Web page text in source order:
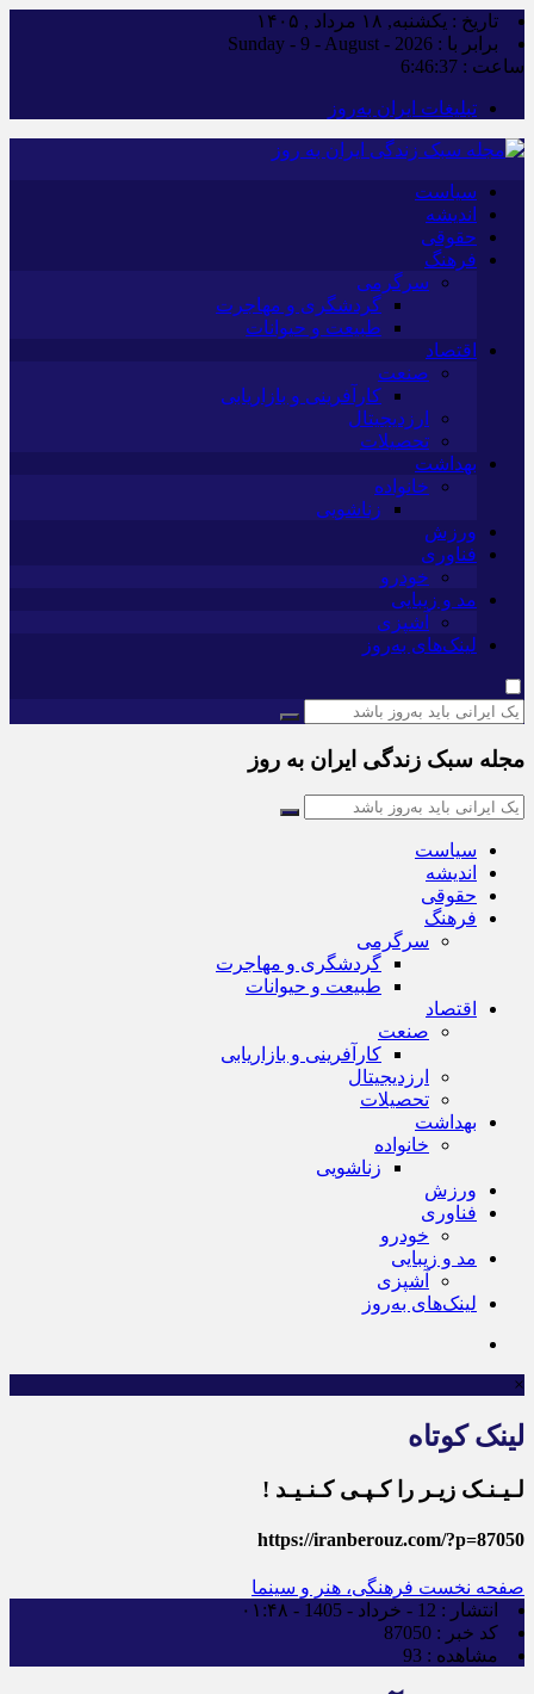
تاریخ : یکشنبه, ۱۸ مرداد , ۱۴۰۵
برابر با : Sunday - 9 - August - 2026
ساعت : 6:46:38
تبلیغات ایران به‌روز
سیاست
اندیشه
حقوقی
فرهنگ
سرگرمی
گردشگری و مهاجرت
طبیعت و حیوانات
اقتصاد
صنعت
کارآفرینی و بازاریابی
ارزدیجیتال
تحصیلات
بهداشت
خانواده
زناشویی
ورزش
فناوری
خودرو
مد و زیبایی
آشپزی
لینک‌های به‌روز
مجله سبک زندگی ایران به روز
سیاست
اندیشه
حقوقی
فرهنگ
سرگرمی
گردشگری و مهاجرت
طبیعت و حیوانات
اقتصاد
صنعت
کارآفرینی و بازاریابی
ارزدیجیتال
تحصیلات
بهداشت
خانواده
زناشویی
ورزش
فناوری
خودرو
مد و زیبایی
آشپزی
لینک‌های به‌روز
×
لینک کوتاه
لـیـنـک زیـر را کـپـی کـنـیـد !
https://iranberouz.com/?p=87050
صفحه نخست فرهنگی، هنر و سینما
انتشار : 12 - خرداد - 1405 - ۰۱:۴۸
کد خبر : 87050
مشاهده : 93